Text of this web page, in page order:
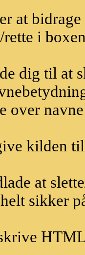
at
i
dig til at
over
kilden
at
sikker